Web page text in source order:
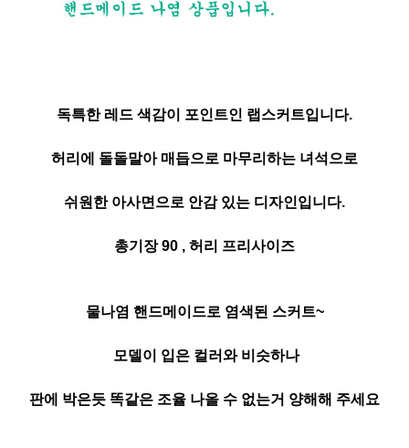
독특한 레드 색감이 포인트인 랩스커트입니다.
허리에 돌돌말아 매듭으로 마무리하는 녀석으로
쉬원한 아사면으로 안감 있는 디자인입니다.
총기장 90 , 허리 프리사이즈
물나염 핸드메이드로 염색된 스커트~
모델이 입은 컬러와 비슷하나
판에 박은듯 똑같은 조율 나올 수 없는거 양해해 주세요